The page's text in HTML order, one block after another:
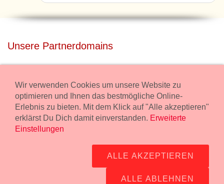
Unsere Partnerdomains
Miete unser Haus bei Wiener Neustadt für Deine Party mit
Übernachtung.
freilaender.at
Wurstmanufaktur Markus Kollecker GmbH,
Wir verwenden Cookies um unsere Website zu
optimieren und Ihnen das bestmögliche Online-
Erlebnis zu bieten. Mit dem Klick auf "Alle akzeptieren"
erklärst Du Dich damit einverstanden. Erweiterte
Einstellungen
ALLE AKZEPTIEREN
ALLE ABLEHNEN